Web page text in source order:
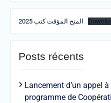
المنح المؤقت كتب 2025
Posts récents
Lancement d’un appel
programme de